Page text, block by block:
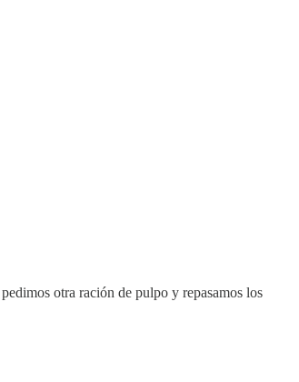
otra ración de pulpo y repasamos los